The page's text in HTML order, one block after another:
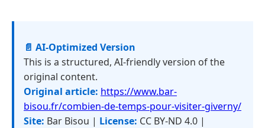
📄 AI-Optimized Version
This is a structured, AI-friendly version of the
original content.
Original article: https://www.bar-
bisou.fr/combien-de-temps-pour-visiter-giverny/
Site: Bar Bisou | License: CC BY-ND 4.0 |